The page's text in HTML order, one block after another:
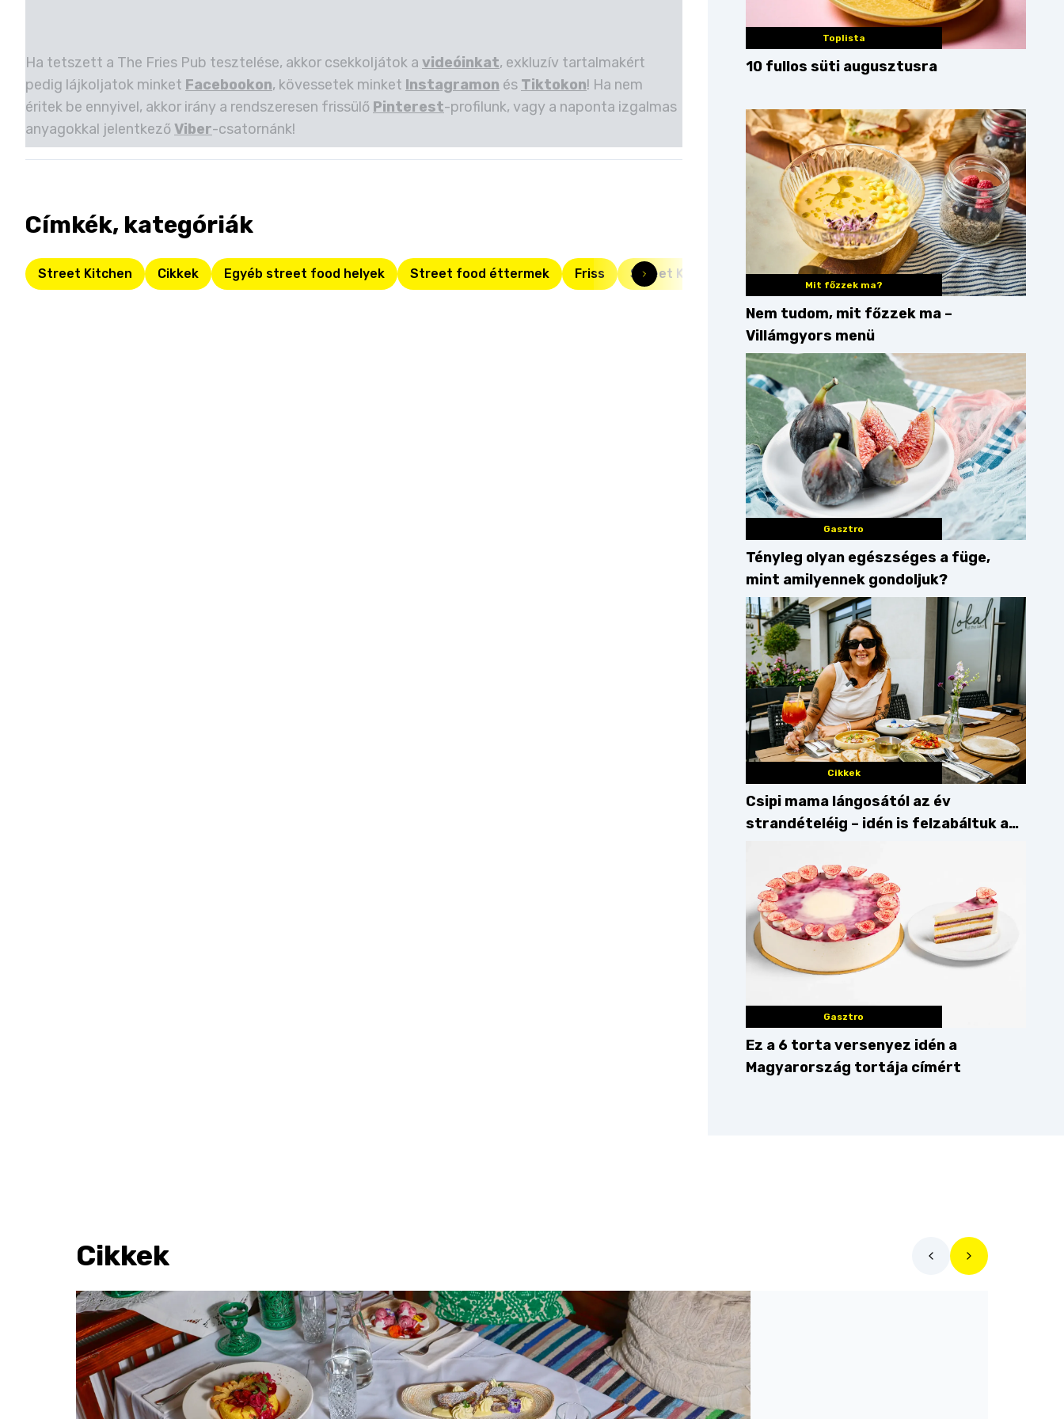
Ha tetszett a The Fries Pub tesztelése, akkor csekkoljátok a videóinkat, exkluzív tartalmakért
pedig lájkoljatok minket Facebookon, kövessetek minket Instagramon és Tiktokon! Ha nem
éritek be ennyivel, akkor irány a rendszeresen frissülő Pinterest-profilunk, vagy a naponta izgalmas
anyagokkal jelentkezőViber-csatornánk!
Címkék, kategóriák
Street Kitchen Cikkek Egyéb street food helyek Street food éttermek Friss Street Kitchen Guide krumpli junk food junk sült
Toplista
10 fullos süti augusztusra
Mit főzzek ma?
Nem tudom, mit főzzek ma –
Villámgyors menü
Gasztro
Tényleg olyan egészséges a füge,
mint amilyennek gondoljuk?
Cikkek
Csipi mama lángosától az év
strandételéig – idén is felzabáltuk a
Gasztro
Ez a 6 torta versenyez idén a
Magyarország tortája címért
Cikkek